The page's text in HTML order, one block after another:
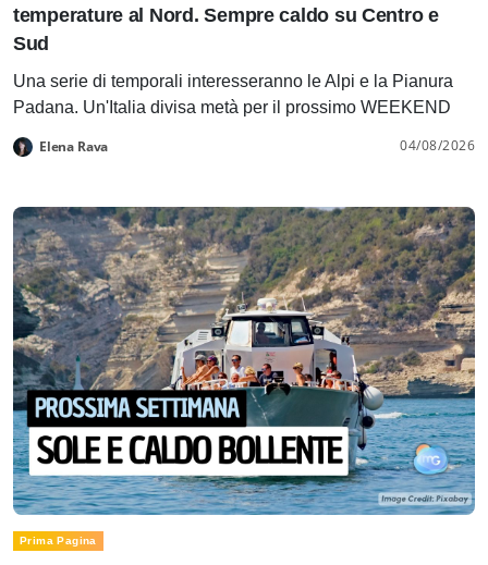
temperature al Nord. Sempre caldo su Centro e
Sud
Una serie di temporali interesseranno le Alpi e la Pianura
Padana. Un'Italia divisa metà per il prossimo WEEKEND
Elena Rava 04/08/2026
Prima Pagina